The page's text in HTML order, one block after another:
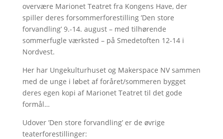
overvære Marionet Teatret fra Kongens Have, der
spiller deres forsommerforestilling ’Den store
forvandling’ 9.-14. august – med tilhørende
sommerfugle værksted – på Smedetoften 12-14 i
Nordvest.
Her har Ungekulturhuset og Makerspace NV sammen
med de unge i løbet af foråret/sommeren bygget
deres egen kopi af Marionet Teatret til det gode
formål…
Udover ’Den store forvandling’ er de øvrige
teaterforestillinger: